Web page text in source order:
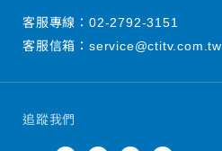
追蹤我們
客服專線： 02-2792-3151
客服信箱： service@ctitv.com.tw